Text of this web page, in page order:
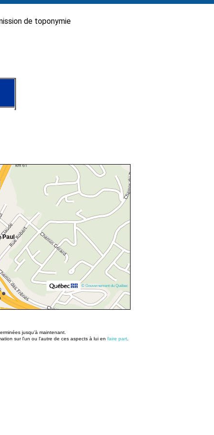
de toponymie
Paul
© Gouvernement du Québec
jusqu’à maintenant.
sur l'un ou l'autre de ces aspects à lui en faire part